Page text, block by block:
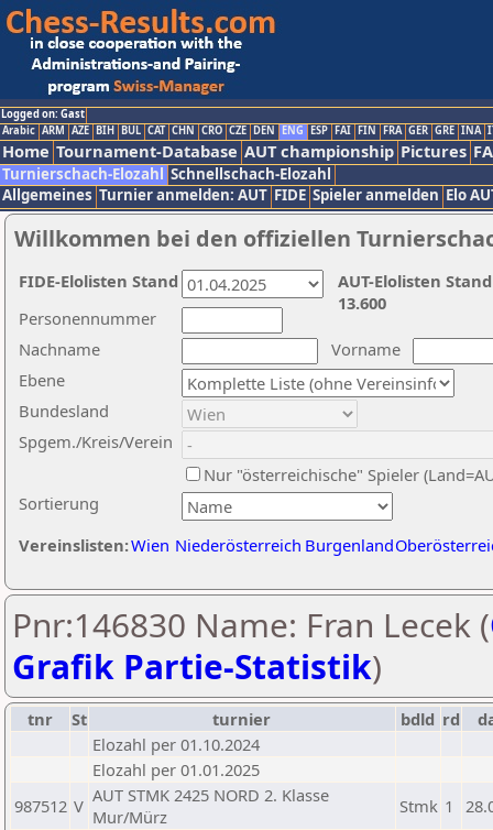
Logged on: Gast
Arabic ARM AZE BIH BUL CAT CHN CRO CZE DEN ENG ESP FAI FIN FRA GER GRE INA
Home Tournament-Database AUT championship Pictures
Turnierschach-Elozahl Schnellschach-Elozahl
Allgemeines Turnier anmelden: AUT FIDE Spieler anmelden Elo
Willkommen bei den offiziellen
Nachname
Vorname
Ebene
Sortierung
Personennummer
Bundesland
Spgem./Kreis/Verein
Nur "österreichische" Spieler
Vereinslisten:Wien Niederösterreich Burgenland
AUT-Elolisten
13.600
FIDE-Elolisten Stand
Pnr:146830 Name: Fran Lecek (
Grafik Partie-Statistik)
tnr St turnier bdld rd
Elozahl per 01.10.2024
Elozahl per 01.01.2025
987512 V AUT STMK 2425 NORD 2. Klasse
Mur/Mürz
Stmk 1